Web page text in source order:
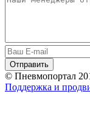
© Пневмопортал
Поддержка и